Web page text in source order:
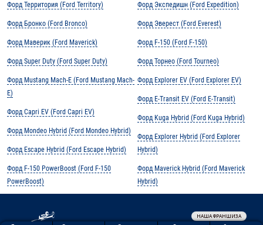
Форд Территория (Ford Territory)
Форд Бронко (Ford Bronco)
Форд Маверик (Ford Maverick)
Форд Super Duty (Ford Super Duty)
Форд Mustang Mach-E (Ford Mustang Mach-
E)
Форд Capri EV (Ford Capri EV)
Форд Mondeo Hybrid (Ford Mondeo Hybrid)
Форд Escape Hybrid (Ford Escape Hybrid)
Форд F-150 PowerBoost (Ford F-150
PowerBoost)
Форд Экспедишн (Ford Expedition)
Форд Эверест (Ford Everest)
Форд F-150 (Ford F-150)
Форд Торнео (Ford Tourneo)
Форд Explorer EV (Ford Explorer EV)
Форд E-Transit EV (Ford E-Transit)
Форд Kuga Hybrid (Ford Kuga Hybrid)
Форд Explorer Hybrid (Ford Explorer
Hybrid)
Форд Maverick Hybrid (Ford Maverick
Hybrid)
НАША ФРАНШИЗА